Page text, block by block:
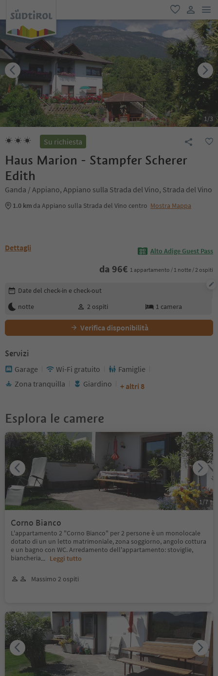
favoriti
user link
1/3
Su richiesta
Haus Marion - Stampfer Scherer
Edith
Ganda / Appiano, Appiano sulla Strada del Vino, Strada del Vino
1.0 km da Appiano sulla Strada del Vino centro Mostra Mappa
Dettagli Alto Adige Guest Pass
da 96€ 1 appartamento / 1 notte / 2 ospiti
Modifica i dettagli della prenotazione
Date del check-in e check-out
notte
2 ospiti 1 camera
Verifica disponibilità
Servizi
Garage Wi-Fi gratuito
Famiglie
Zona tranquilla
Giardino + altri 8
Esplora le camere
Corno Bianco
L'appartamento 2 "Corno Bianco" per 2 persone è un monolocale
dotato di un un letto matrimoniale, zona soggiorno, angolo cottura
e un bagno con WC. Arredamento dell'appartamento: stoviglie,
biancheria... Leggi tutto
Massimo 2 ospiti
1 /7